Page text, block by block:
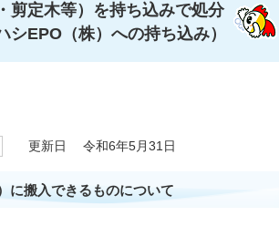
剪定木等）を持ち込みで処分
シEPO（株）への持ち込み）
更新日 令和6年5月31日
に搬入できるものについて